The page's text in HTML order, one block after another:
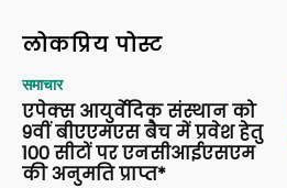
लोकप्रिय पोस्ट
समाचार
एपेक्स आयुर्वेदिक संस्थान को
9वीं बीएएमएस बैच में प्रवेश हेतु
100 सीटों पर एनसीआईएसएम
की अनुमति प्राप्त*